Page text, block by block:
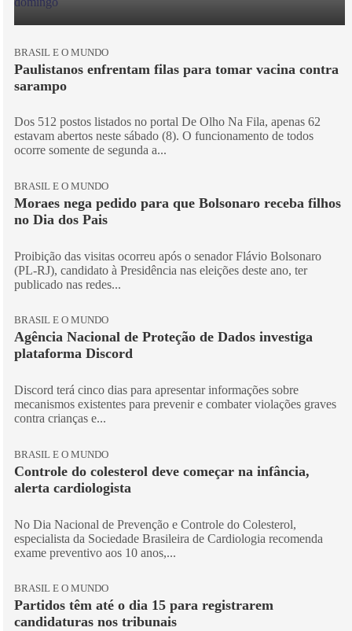
BRASIL E O MUNDO
Paulistanos enfrentam filas para tomar vacina contra
sarampo
Dos 512 postos listados no portal De Olho Na Fila, apenas 62
estavam abertos neste sábado (8). O funcionamento de todos
ocorre somente de segunda a...
BRASIL E O MUNDO
Moraes nega pedido para que Bolsonaro receba filhos
no Dia dos Pais
Proibição das visitas ocorreu após o senador Flávio Bolsonaro
(PL-RJ), candidato à Presidência nas eleições deste ano, ter
publicado nas redes...
BRASIL E O MUNDO
Agência Nacional de Proteção de Dados investiga
plataforma Discord
Discord terá cinco dias para apresentar informações sobre
mecanismos existentes para prevenir e combater violações graves
contra crianças e...
BRASIL E O MUNDO
Controle do colesterol deve começar na infância,
alerta cardiologista
No Dia Nacional de Prevenção e Controle do Colesterol,
especialista da Sociedade Brasileira de Cardiologia recomenda
exame preventivo aos 10 anos,...
BRASIL E O MUNDO
Partidos têm até o dia 15 para registrarem
candidaturas nos tribunais